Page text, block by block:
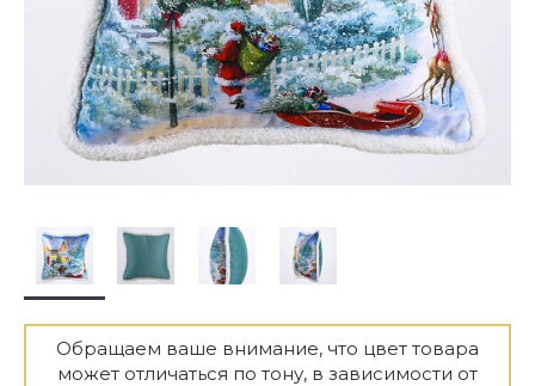
Обращаем ваше внимание, что цвет товара
может отличаться по тону, в зависимости от